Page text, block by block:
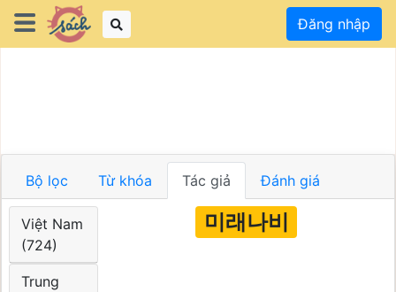
Đăng nhập
Bộ lọc Từ khóa Tác giả Đánh giá
Việt Nam
(724)
Trung
미래나비